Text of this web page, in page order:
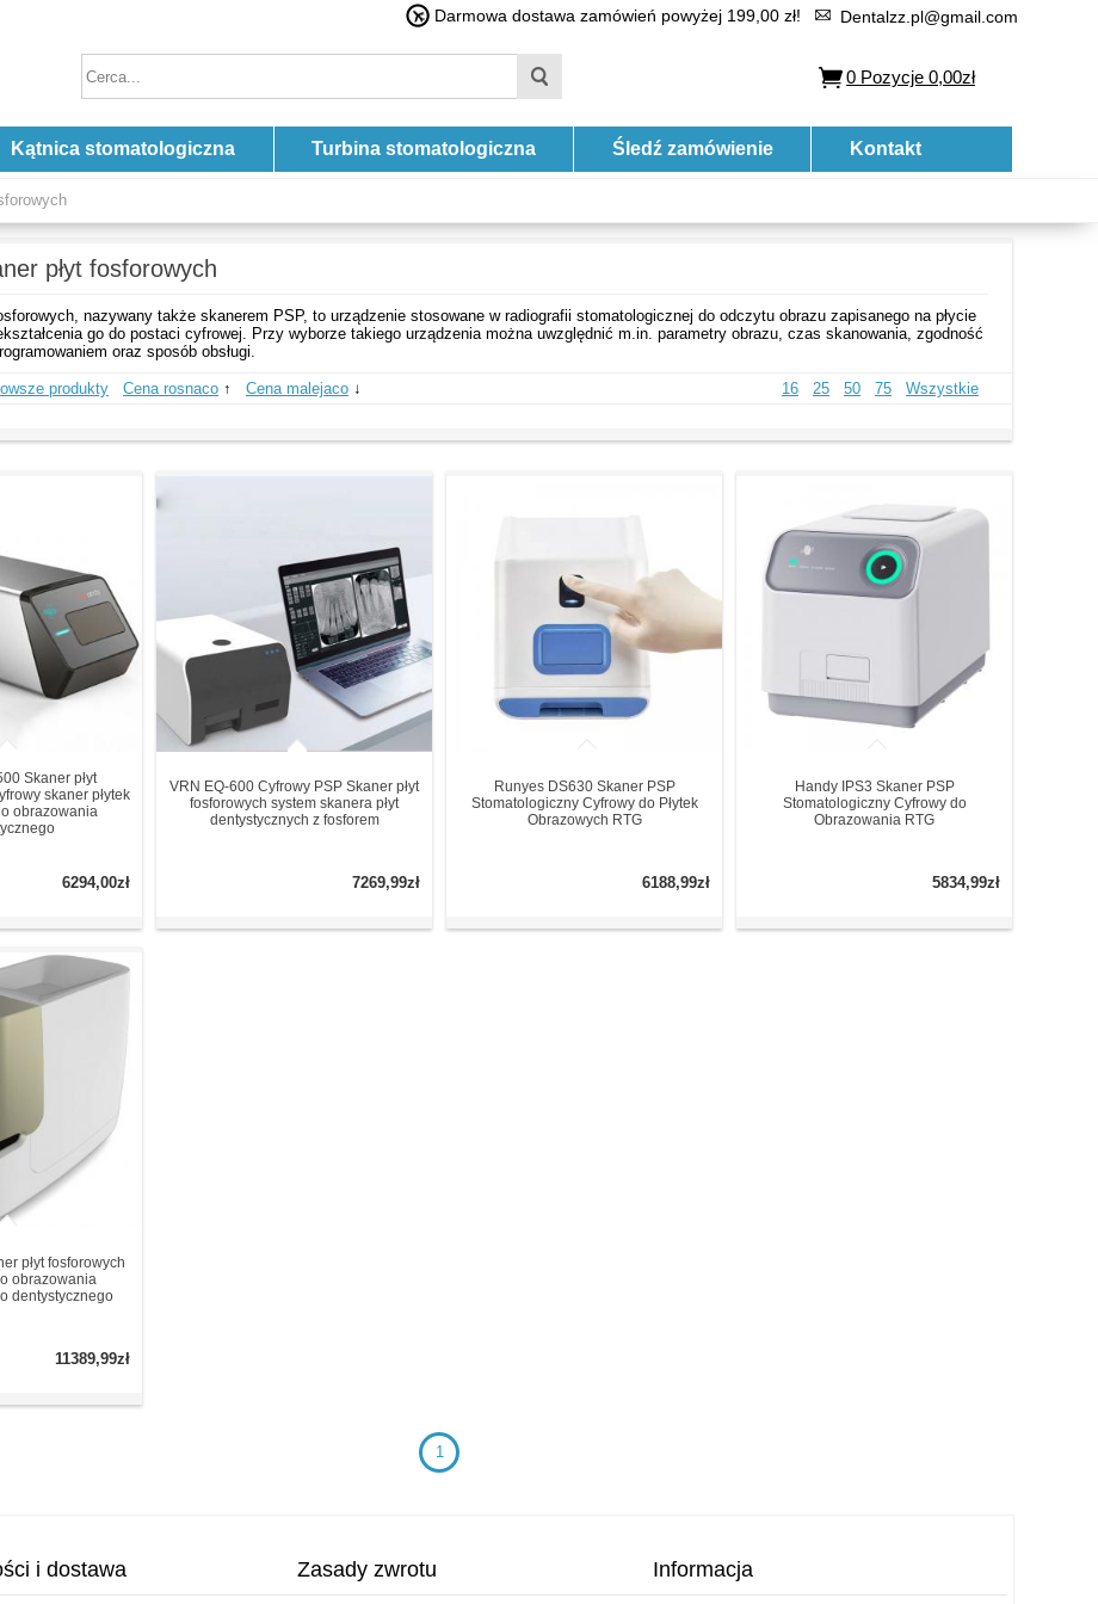
Darmowa dostawa zamówień powyżej 199,00 zł! Dentalzz.pl@gmail.com
0 Pozycje 0,00zł
Kątnica stomatologiczna Turbina stomatologiczna Śledź zamówienie Kontakt
płyt fosforowych
nazywany także skanerem PSP, to urządzenie stosowane w radiografii stomatologicznej do odczytu obrazu zapisanego na płycie
go do postaci cyfrowej. Przy wyborze takiego urządzenia można uwzględnić m.in. parametry obrazu, czas skanowania, zgodność
oraz sposób obsługi.
16 25 50 75 Wszystkie
produkty Cena rosnaco ↑ Cena malejaco ↓
Skaner płyt
skaner płytek
obrazowania
6294,00zł
VRN EQ-600 Cyfrowy PSP Skaner płyt
fosforowych system skanera płyt
dentystycznych z fosforem
7269,99zł
Runyes DS630 Skaner PSP
Stomatologiczny Cyfrowy do Płytek
Obrazowych RTG
6188,99zł
Handy IPS3 Skaner PSP
Stomatologiczny Cyfrowy do
Obrazowania RTG
5834,99zł
płyt fosforowych
obrazowania
dentystycznego
11389,99zł
1
i dostawa Zasady zwrotu Informacja